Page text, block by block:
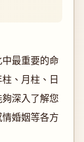
最重要的命
、月柱、日
深入了解您
婚姻等各方